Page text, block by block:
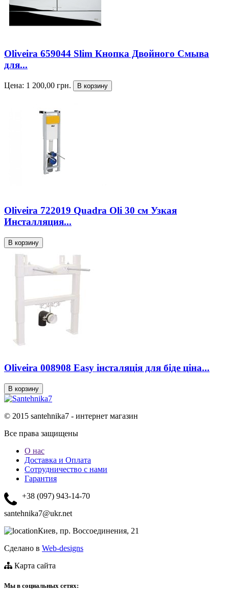
Oliveira 659044 Slim Кнопка Двойного Смыва
для...
Цена: 1 200,00 грн.
Oliveira 722019 Quadra Oli 30 см Узкая
Инсталляция...
Oliveira 008908 Easy інсталяція для біде ціна...
© 2015 santehnika7 - интернет магазин
Все права защищены
О нас
Доставка и Оплата
Сотрудничество с нами
Гарантия
+38 (097) 943-14-70
santehnika7@ukr.net
Киев, пр. Воссоединения, 21
Сделано в Web-designs
Карта сайта
Мы в социальных сетях: